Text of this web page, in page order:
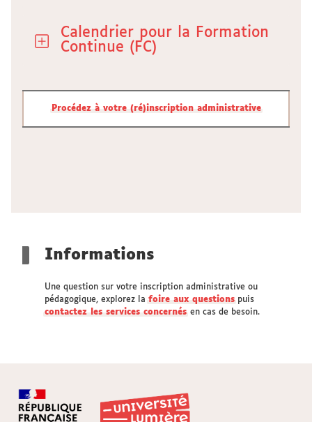
Calendrier pour la Formation
Continue (FC)
Procédez à votre (ré)inscription administrative
Informations
Une question sur votre inscription administrative ou
pédagogique, explorez la foire aux questions puis
contactez les services concernés en cas de besoin.